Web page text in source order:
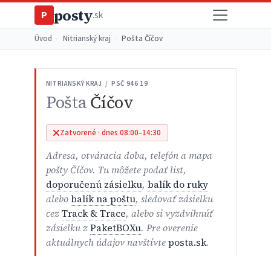
P posty.sk
Úvod Nitrianský kraj Pošta Číčov
NITRIANSKÝ KRAJ / PSČ 946 19
PoštaČíčov
Zatvorené · dnes 08:00–14:30
Adresa, otváracia doba, telefón a mapa
pošty Číčov. Tu môžete podať list,
doporučenú zásielku, balík do ruky
alebobalík na poštu, sledovať zásielku
cezTrack & Trace, alebo si vyzdvihnúť
zásielku zPaketBOXu. Pre overenie
aktuálnych údajov navštívteposta.sk.